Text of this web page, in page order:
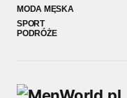
MODA MĘSKA
SPORT
PODRÓŻE